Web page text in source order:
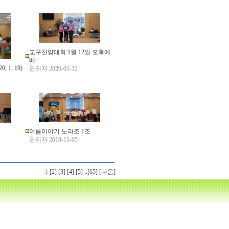
1, 19)
교구찬양대회 1월 12일 오후예
배
관리자 2020-01-12
여름이야기 노라조 1조
관리자 2019-11-05
1 [2] [3] [4] [5] ..[65] [다음]